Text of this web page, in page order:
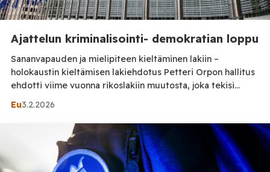
Ajattelun kriminalisointi- demokratian loppu
Sananvapauden ja mielipiteen kieltäminen lakiin –
holokaustin kieltämisen lakiehdotus Petteri Orpon hallitus
ehdotti viime vuonna rikoslakiin muutosta, joka tekisi
kaksi vuotta vankeutta. Lakiesitys kriminalisoisi
holokaustin kiistämisen, puolustelun tai vähättelyn. Laki
lisäisi rikoslakiin pykälän ja toisi Suomen lainsäädännön
niinsanotusti ”linjaan” EU:n rasismin ja muukalaisvihan
Eu3.2.2026